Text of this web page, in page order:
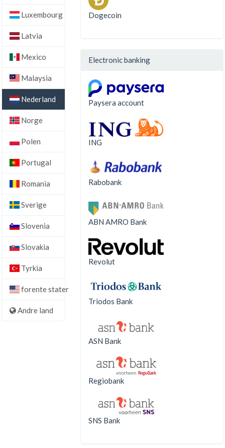
Luxembourg
Latvia
Mexico
Malaysia
Nederland
Norge
Polen
Portugal
Romania
Sverige
Slovenia
Slovakia
Tyrkia
forente stater
Andre land
Dogecoin
Electronic banking
Paysera account
ING
Rabobank
ABN AMRO Bank
Revolut
Triodos Bank
ASN Bank
Regiobank
SNS Bank